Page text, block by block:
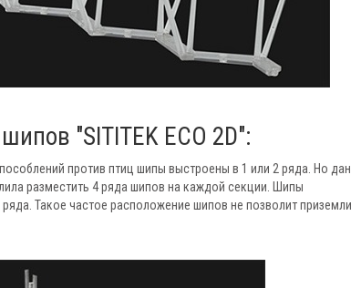
"SITITEK ECO 2D":
против птиц шипы выстроены в 1 или 2 ряда. Но
разместить 4 ряда шипов на каждой секции. Шипы
Такое частое расположение шипов не позволит